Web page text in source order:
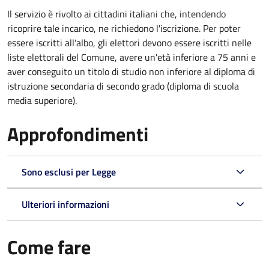
Il servizio è rivolto ai cittadini italiani che, intendendo
ricoprire tale incarico, ne richiedono l'iscrizione. Per poter
essere iscritti all'albo, gli elettori devono essere iscritti nelle
liste elettorali del Comune, avere un'età inferiore a 75 anni e
aver conseguito un titolo di studio non inferiore al diploma di
istruzione secondaria di secondo grado (diploma di scuola
media superiore).
Approfondimenti
Sono esclusi per Legge
Ulteriori informazioni
Come fare